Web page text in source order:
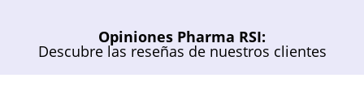
Opiniones Pharma RSI:
Descubre las reseñas de nuestros clientes